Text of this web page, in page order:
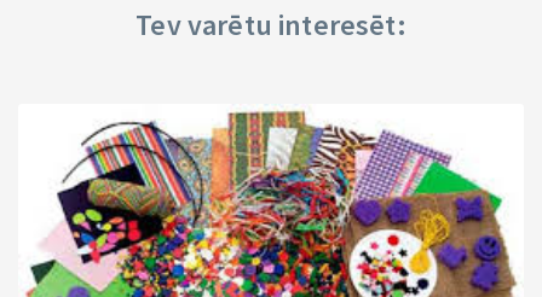
Tev varētu interesēt: